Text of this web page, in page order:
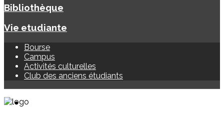
Bibliothèque
Vie etudiante
Bourse
Campus
Activités culturelles
Club des anciens étudiants